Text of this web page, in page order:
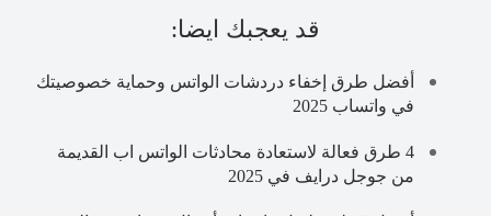
قد يعجبك ايضا:
أفضل طرق إخفاء دردشات الواتس وحماية خصوصيتك
في واتساب 2025
4 طرق فعالة لاستعادة محادثات الواتس اب القديمة
من جوجل درايف في 2025